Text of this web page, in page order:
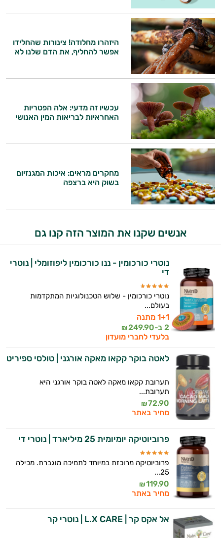
היזהרו מחלודה! צינורות שהחלידו
אפשר להחליף, את הדם שלנו לא
עכשיו זה מדעי: אלה הפטריות
האחראיות לבריאות המין האנושי
מחקרים מראים: איכות המגנזיום
בשוק היא ברצפה
אנשים שקנו את המוצר הזה קנו גם
נוטרי כורכומין - ננו כורכומין ליפוזומלי | נוטרי
די
נוטרי כורכומין - שלוש הטכנולוגיות המתקדמות
בעולם...
1+1 מתנה
2 ב-
249.90
₪
בלעדי לחברי מועדון
לאטה בוקר קקאו מאקה אורגני | טולסי ספיריט
תערובת קקאו מאקה לאטה בוקר אורגני היא
תערובת...
72.90
₪
מחיר באתר
פרוביוטיקה יומיומית 25 מיליארד | נוטרי די
פרוביוטיקה מרוכזת במיוחד לתמיכה מוגברת. מכילה
25...
119.90
₪
מחיר באתר
אל אקס קר | L.X CARE | נוטרי קר
זה הזמן להתחיל. איך אוכל לעזור?